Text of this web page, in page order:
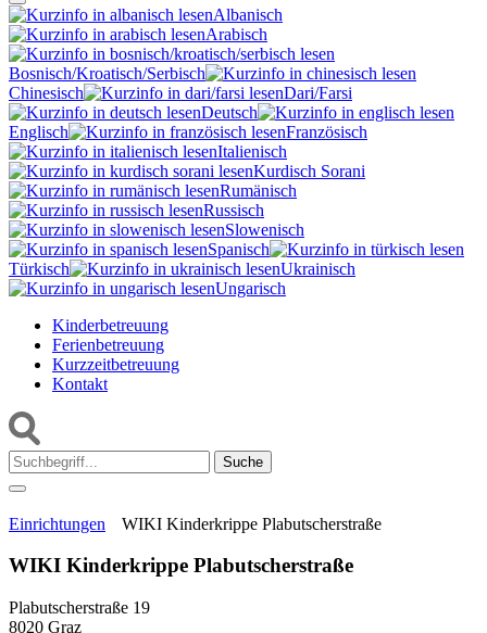
Albanisch
Arabisch
Bosnisch/Kroatisch/Serbisch
Chinesisch
Dari/Farsi
Deutsch
Englisch
Französisch
Italienisch
Kurdisch Sorani‎
Rumänisch
Russisch
Slowenisch
Spanisch
Türkisch
Ukrainisch
Ungarisch
Kinderbetreuung
Ferienbetreuung
Kurzzeitbetreuung
Kontakt
Suche:
Einrichtungen WIKI Kinderkrippe Plabutscherstraße
WIKI Kinderkrippe Plabutscherstraße
Plabutscherstraße 19
8020 Graz